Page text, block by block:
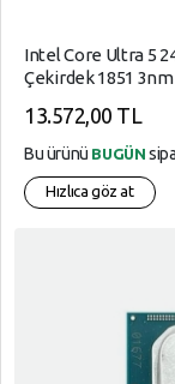
Intel Core Ultra 5
Çekirdek 1851
13.572,00 TL
Bu ürünü BUGÜN
Hızlıca göz at